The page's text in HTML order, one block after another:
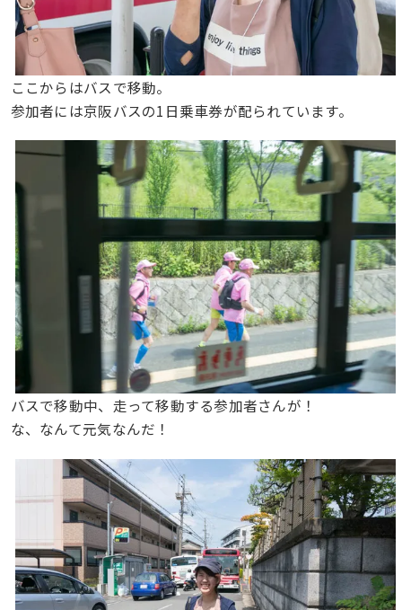
ここからはバスで移動。
参加者には京阪バスの1日乗車券が配られています。
バスで移動中、走って移動する参加者さんが！
な、なんて元気なんだ！